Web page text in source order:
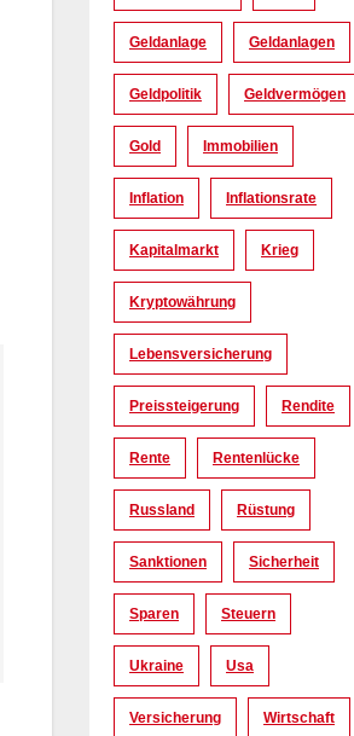
Geldanlage Geldanlagen
Geldpolitik Geldvermögen
Gold Immobilien
Inflation Inflationsrate
Kapitalmarkt Krieg
Kryptowährung
Lebensversicherung
Preissteigerung Rendite
Rente Rentenlücke
Russland Rüstung
Sanktionen Sicherheit
Sparen Steuern
Ukraine Usa
Versicherung Wirtschaft